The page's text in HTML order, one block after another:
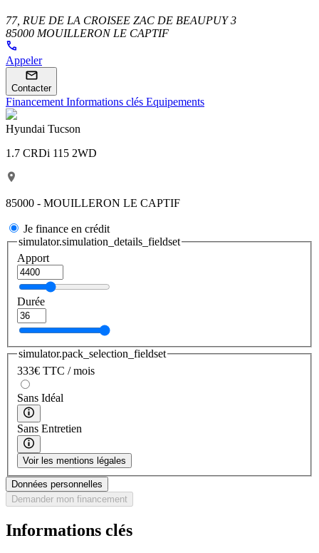
77, RUE DE LA CROISEE ZAC DE BEAUPUY 3
85000 MOUILLERON LE CAPTIF
Appeler
Contacter
Financement Informations clés Equipements
Hyundai Tucson
1.7 CRDi 115 2WD
85000 - MOUILLERON LE CAPTIF
Je finance en crédit
simulator.simulation_details_fieldset
Apport
Durée
simulator.pack_selection_fieldset
333€ TTC / mois
Sans Idéal
Sans Entretien
Voir les mentions légales
Données personnelles
Demander mon financement
Informations clés